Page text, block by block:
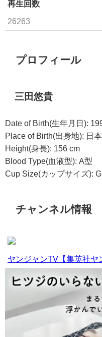
再生回数
26263
プロフィール
三田悠貴
Date of Birth(生年月日):
Place of Birth(出身地): 日
Height(身長): 156 cm
Blood Type(血液型): A型
Cup Size(カップサイズ): G
チャンネル情報
ヤンジャンTV【集英社ヤ